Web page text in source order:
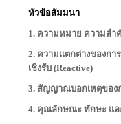
หัวข้อสัมมนา
1. ความหมาย ความสำ
2. ความแตกต่างของกา
เชิงรับ (Reactive)
3. สัญญาณบอกเหตุของ
4. คุณลักษณะ ทักษะ แล